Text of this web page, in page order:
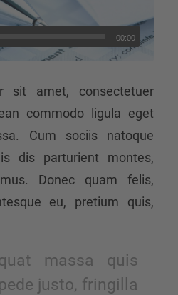
00:00
sit amet, consectetuer
commodo ligula eget
Cum sociis natoque
dis parturient montes,
Donec quam felis,
eu, pretium quis,
massa quis
justo, fringilla